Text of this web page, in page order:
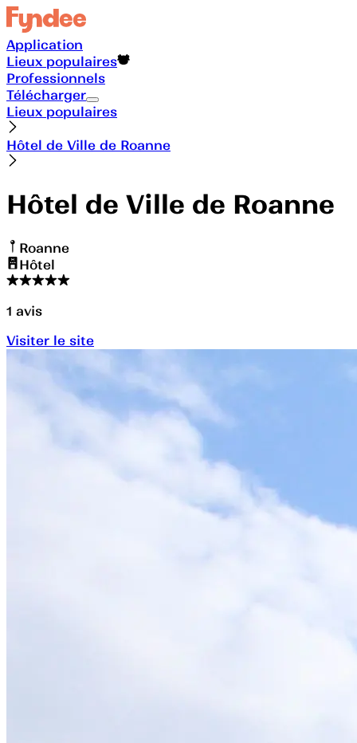
Application
Lieux populaires
Professionnels
Télécharger
Lieux populaires
Hôtel de Ville de Roanne
Hôtel de Ville de Roanne
Roanne
Hôtel
1 avis
Visiter le site